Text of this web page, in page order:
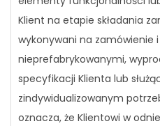
Klient na etapie składania
wykonywani na zamówienie
nieprefabrykowanymi,
specyfikacji Klienta lub
zindywidualizowanym
oznacza, że Klientowi w